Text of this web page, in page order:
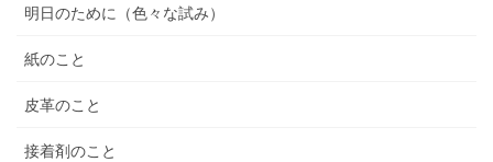
明日のために（色々な試み）
紙のこと
皮革のこと
接着剤のこと